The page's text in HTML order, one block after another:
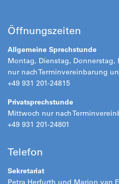
Öffnungszeiten
Allgemeine Sprechstunde
Montag, Dienstag, Donnerstag,
nur nach Terminvereinbarung
+49 931 201-24815
Privatsprechstunde
Mittwoch nur nach
+49 931 201-24801
Telefon
Sekretariat
Petra Herfurth und Marion van